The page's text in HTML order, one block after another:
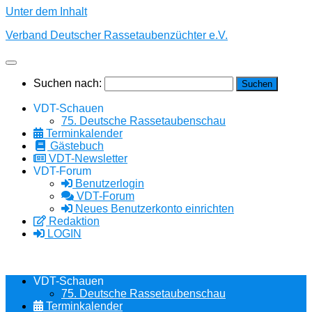
Unter dem Inhalt
Verband Deutscher Rassetaubenzüchter e.V.
Suchen nach:
VDT-Schauen
75. Deutsche Rassetaubenschau
Terminkalender
Gästebuch
VDT-Newsletter
VDT-Forum
Benutzerlogin
VDT-Forum
Neues Benutzerkonto einrichten
Redaktion
LOGIN
VDT-Schauen
75. Deutsche Rassetaubenschau
Terminkalender